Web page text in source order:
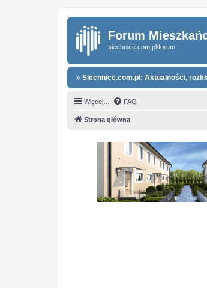
Forum
siechnice.com.pl/forum
Siechnice.com.pl: Aktualności,
Więcej… FAQ
Strona główna